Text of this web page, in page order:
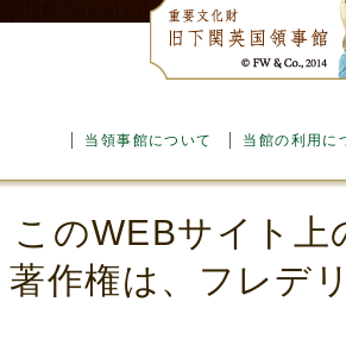
当領事館について 当館の利用に
このWEBサイト
著作権は、フレデ